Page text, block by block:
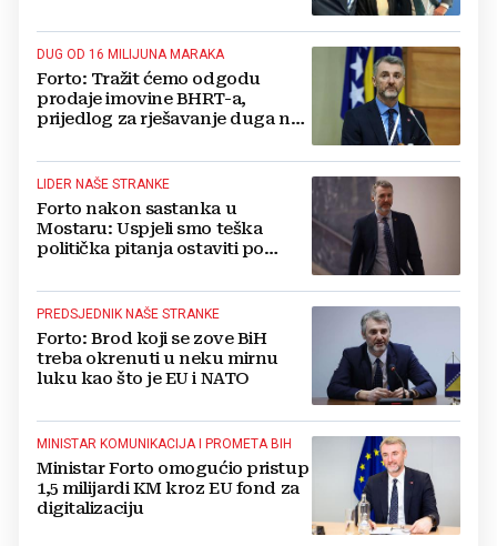
DUG OD 16 MILIJUNA MARAKA
Forto: Tražit ćemo odgodu
prodaje imovine BHRT-a,
prijedlog za rješavanje duga na
ministara
LIDER NAŠE STRANKE
Forto nakon sastanka u
Mostaru: Uspjeli smo teška
politička pitanja ostaviti po
građane
PREDSJEDNIK NAŠE STRANKE
Forto: Brod koji se zove BiH
treba okrenuti u neku mirnu
luku kao što je EU i NATO
MINISTAR KOMUNIKACIJA I PROMETA BIH
Ministar Forto omogućio pristup
1,5 milijardi KM kroz EU fond za
digitalizaciju